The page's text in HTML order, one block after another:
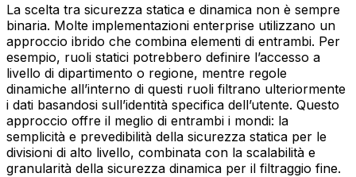
La scelta tra sicurezza statica e dinamica non è sempre
binaria. Molte implementazioni enterprise utilizzano un
approccio ibrido che combina elementi di entrambi. Per
esempio, ruoli statici potrebbero definire l’accesso a
livello di dipartimento o regione, mentre regole
dinamiche all’interno di questi ruoli filtrano ulteriormente
i dati basandosi sull’identità specifica dell’utente. Questo
approccio offre il meglio di entrambi i mondi: la
semplicità e prevedibilità della sicurezza statica per le
divisioni di alto livello, combinata con la scalabilità e
granularità della sicurezza dinamica per il filtraggio fine.